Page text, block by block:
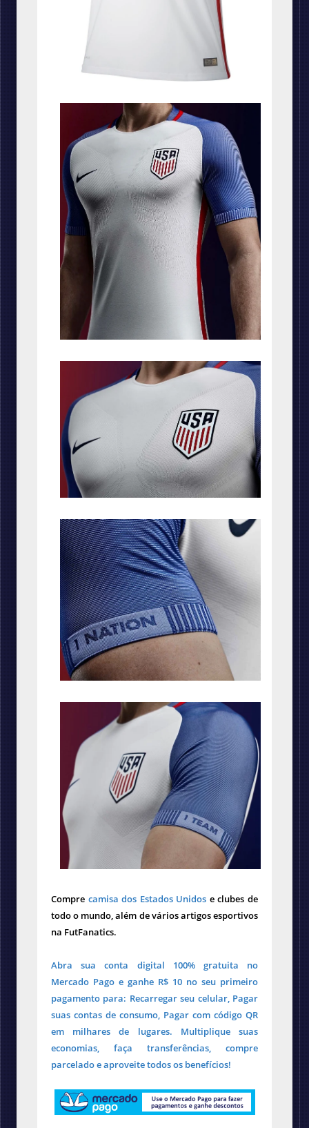
Compre camisa dos Estados Unidos e clubes de
todo o mundo, além de vários artigos esportivos
na FutFanatics.
Abra sua conta digital 100% gratuita no
Mercado Pago e ganhe R$ 10 no seu primeiro
pagamento para: Recarregar seu celular, Pagar
suas contas de consumo, Pagar com código QR
em milhares de lugares. Multiplique suas
economias, faça transferências, compre
parcelado e aproveite todos os benefícios!